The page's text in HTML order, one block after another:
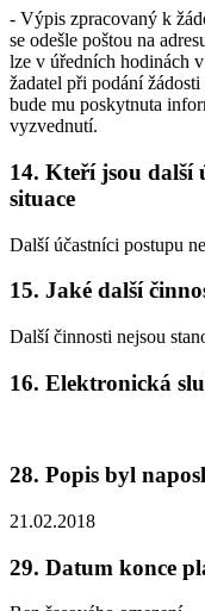
- Výpis zpracovaný k
se odešle poštou na
lze v úředních hodinách
žadatel při podání
bude mu poskytnuta
vyzvednutí.
14. Kteří jsou další
situace
Další účastníci postupu
15. Jaké další
Další činnosti nejsou
16. Elektronická
28. Popis byl
21.02.2018
29. Datum konce